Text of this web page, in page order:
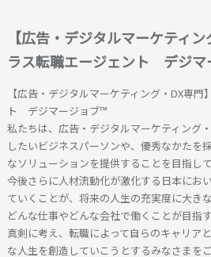
【広告・デジタルマーケティ
ラス転職エージェント デジマ
【広告・デジタルマーケティング・DX専
ト デジマージョブ™
私たちは、広告・デジタルマーケティング
したいビジネスパーソンや、優秀なかたを
なソリューションを提供することを目指して
今後さらに人材流動化が激化する日本にお
ていくことが、将来の人生の充実度に大き
どんな仕事やどんな会社で働くことが目指
真剣に考え、転職によって自らのキャリア
な人生を創造していこうとするみなさまを